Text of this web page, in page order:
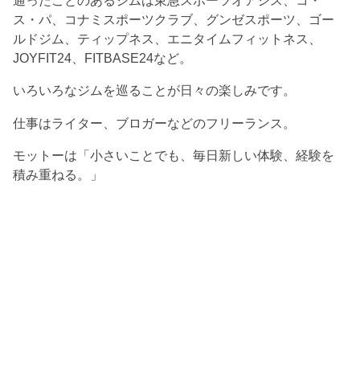
ス・パ、コナミスポーツクラブ、グンゼスポーツ、ゴー
ルドジム、ティップネス、エニタイムフィットネス、
JOYFIT24、FITBASE24など。
いろいろなジムを巡ることが日々の楽しみです。
仕事はライター、ブロガーなどのフリーランス。
モットーは「小さいことでも、毎日新しい体験、経験を
積み重ねる。」